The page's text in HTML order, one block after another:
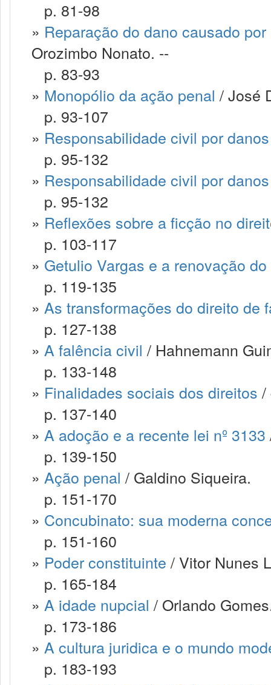
p. 81-98
» Reparação do dano causado
Orozimbo Nonato. --
p. 83-93
» Monopólio da ação penal / José
p. 93-107
» Responsabilidade civil por
p. 95-132
» Responsabilidade civil por
p. 95-132
» Reflexões sobre a ficção no
p. 103-117
» Getulio Vargas e a renovação
p. 119-135
» As transformações do direito de
p. 127-138
» A falência civil / Hahnemann
p. 133-148
» Finalidades sociais dos direitos /
p. 137-140
» A adoção e a recente lei nº 3133
p. 139-150
» Ação penal / Galdino Siqueira.
p. 151-170
» Concubinato: sua moderna
p. 151-160
» Poder constituinte / Vitor Nunes
p. 165-184
» A idade nupcial / Orlando
p. 173-186
» A cultura juridica e o mundo
p. 183-193